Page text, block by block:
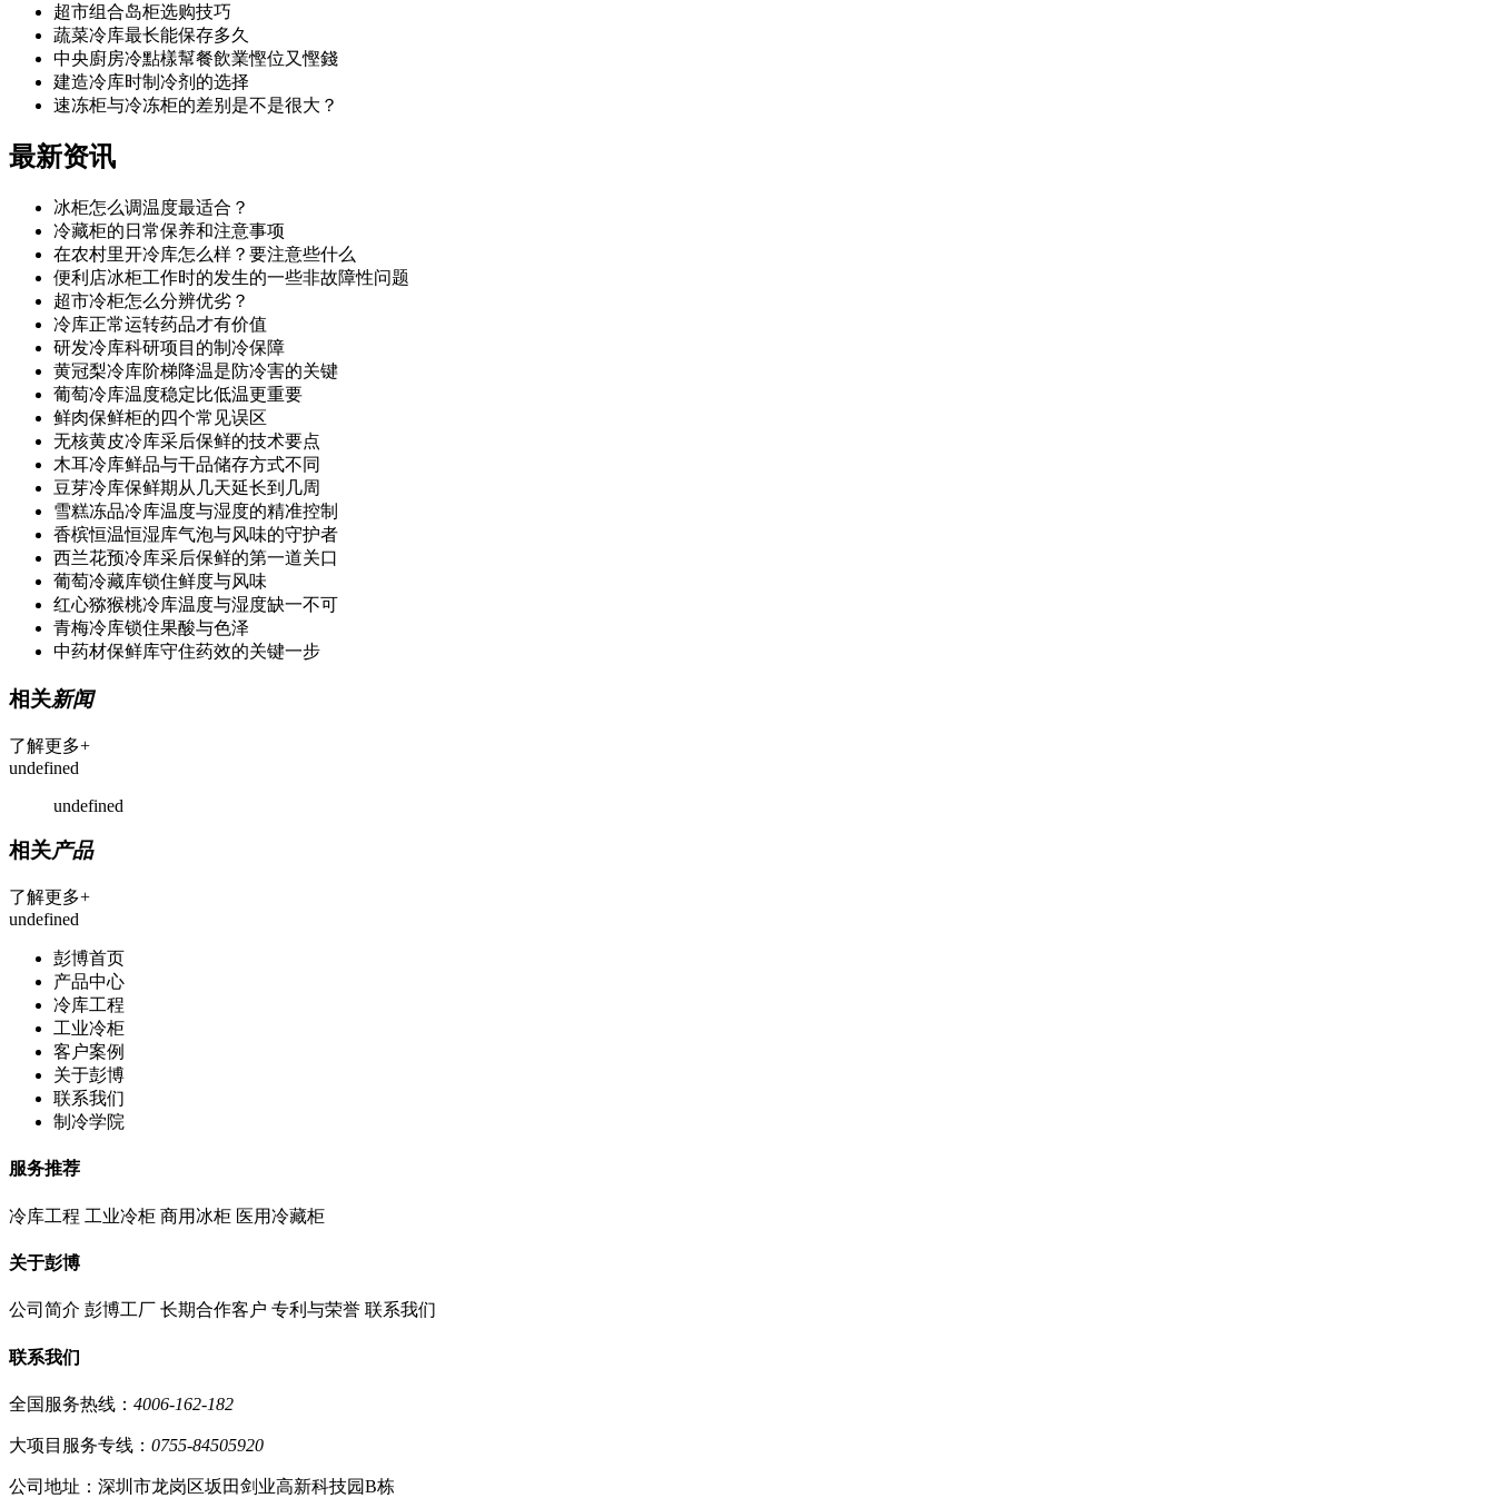
超市组合岛柜选购技巧
蔬菜冷库最长能保存多久
中央廚房冷點樣幫餐飲業慳位又慳錢
建造冷库时制冷剂的选择
速冻柜与冷冻柜的差别是不是很大？
最新资讯
冰柜怎么调温度最适合？
冷藏柜的日常保养和注意事项
在农村里开冷库怎么样？要注意些什么
便利店冰柜工作时的发生的一些非故障性问题
超市冷柜怎么分辨优劣？
冷库正常运转药品才有价值
研发冷库科研项目的制冷保障
黄冠梨冷库阶梯降温是防冷害的关键
葡萄冷库温度稳定比低温更重要
鲜肉保鲜柜的四个常见误区
无核黄皮冷库采后保鲜的技术要点
木耳冷库鲜品与干品储存方式不同
豆芽冷库保鲜期从几天延长到几周
雪糕冻品冷库温度与湿度的精准控制
香槟恒温恒湿库气泡与风味的守护者
西兰花预冷库采后保鲜的第一道关口
葡萄冷藏库锁住鲜度与风味
红心猕猴桃冷库温度与湿度缺一不可
青梅冷库锁住果酸与色泽
中药材保鲜库守住药效的关键一步
相关新闻
了解更多+
undefined
undefined
相关产品
了解更多+
undefined
彭博首页
产品中心
冷库工程
工业冷柜
客户案例
关于彭博
联系我们
制冷学院
服务推荐
冷库工程 工业冷柜 商用冰柜 医用冷藏柜
关于彭博
公司简介 彭博工厂 长期合作客户 专利与荣誉 联系我们
联系我们
全国服务热线： 4006-162-182
大项目服务专线： 0755-84505920
公司地址：深圳市龙岗区坂田剑业高新科技园B栋